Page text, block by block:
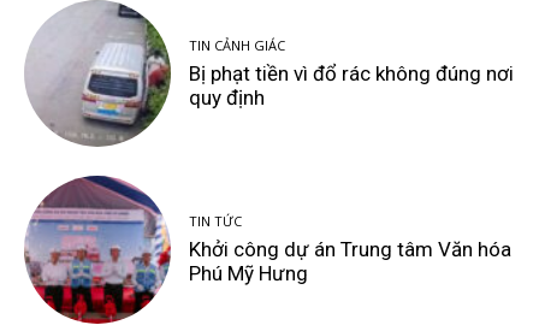
TIN CẢNH GIÁC
Bị phạt tiền vì đổ rác không đúng nơi
quy định
TIN TỨC
Khởi công dự án Trung tâm Văn hóa
Phú Mỹ Hưng